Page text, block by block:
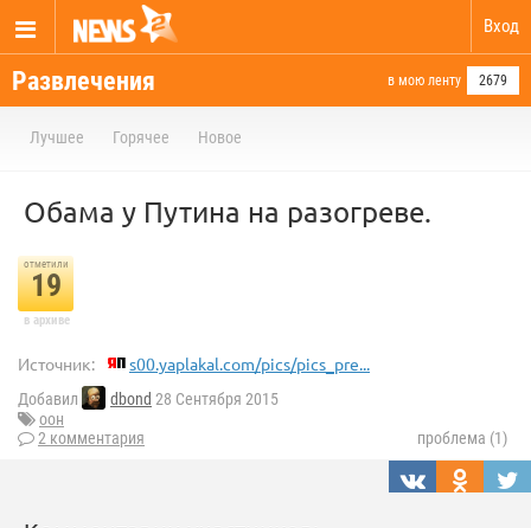
Вход
Развлечения в мою ленту 2679
Лучшее Горячее Новое
Обама у Путина на разогреве.
отметили
19
в архиве
Источник: s00.yaplakal.com/pics/pics_pre...
Добавил dbond 28 Сентября 2015
оон
2 комментария
проблема (1)